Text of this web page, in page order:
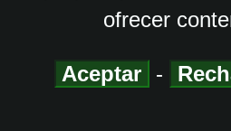
ofrecer
Aceptar -